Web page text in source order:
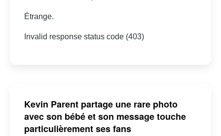
Étrange.
Invalid response status code (403)
Kevin Parent partage une rare photo
avec son bébé et son message touche
particulièrement ses fans